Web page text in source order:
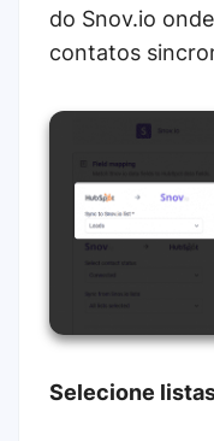
do Snov.io
contatos
Selecione